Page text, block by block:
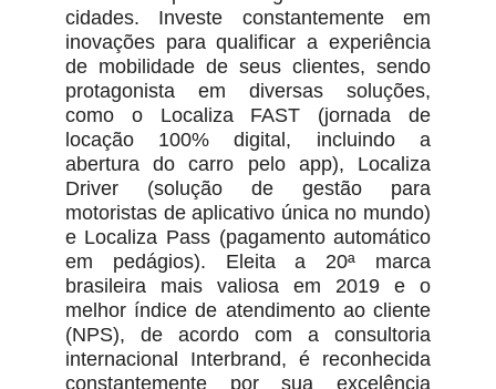
cidades. Investe constantemente em
inovações para qualificar a experiência
de mobilidade de seus clientes, sendo
protagonista em diversas soluções,
como o Localiza FAST (jornada de
locação 100% digital, incluindo a
abertura do carro pelo app), Localiza
Driver (solução de gestão para
motoristas de aplicativo única no mundo)
e Localiza Pass (pagamento automático
em pedágios). Eleita a 20ª marca
brasileira mais valiosa em 2019 e o
melhor índice de atendimento ao cliente
(NPS), de acordo com a consultoria
internacional Interbrand, é reconhecida
constantemente por sua excelência